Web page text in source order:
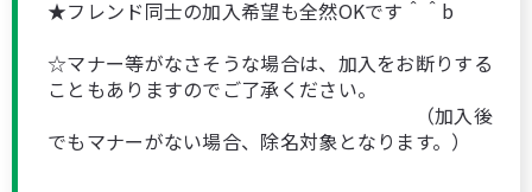
★フレンド同士の加入希望も全然OKです＾＾b
☆マナー等がなさそうな場合は、加入をお断りする
こともありますのでご了承ください。
（加入後
でもマナーがない場合、除名対象となります。）